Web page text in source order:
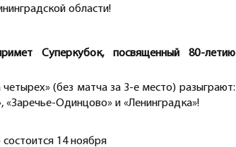
области!
Суперкубок, посвященный 80-летию
(без матча за 3-е место) разыграют:
Одинцово» и «Ленинградка»!
14 ноября